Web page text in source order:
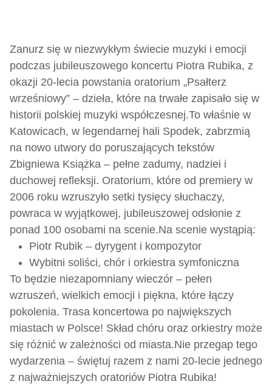
Zanurz się w niezwykłym świecie muzyki i emocji
podczas jubileuszowego koncertu Piotra Rubika, z
okazji 20-lecia powstania oratorium „Psałterz
wrześniowy” – dzieła, które na trwałe zapisało się w
historii polskiej muzyki współczesnej.To właśnie w
Katowicach, w legendarnej hali Spodek, zabrzmią
na nowo utwory do poruszających tekstów
Zbigniewa Książka – pełne zadumy, nadziei i
duchowej refleksji. Oratorium, które od premiery w
2006 roku wzruszyło setki tysięcy słuchaczy,
powraca w wyjątkowej, jubileuszowej odsłonie z
ponad 100 osobami na scenie.Na scenie wystąpią:
Piotr Rubik – dyrygent i kompozytor
Wybitni soliści, chór i orkiestra symfoniczna
To będzie niezapomniany wieczór – pełen
wzruszeń, wielkich emocji i piękna, które łączy
pokolenia. Trasa koncertowa po największych
miastach w Polsce! Skład chóru oraz orkiestry może
się różnić w zależności od miasta.Nie przegap tego
wydarzenia – świętuj razem z nami 20-lecie jednego
z najważniejszych oratoriów Piotra Rubika!